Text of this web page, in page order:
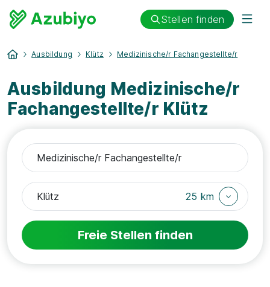
Stellen finden
Ausbildung Klütz Medizinische/r Fachangestellte/r
Ausbildung Medizinische/r
Fachangestellte/r Klütz
25 km
Freie Stellen finden